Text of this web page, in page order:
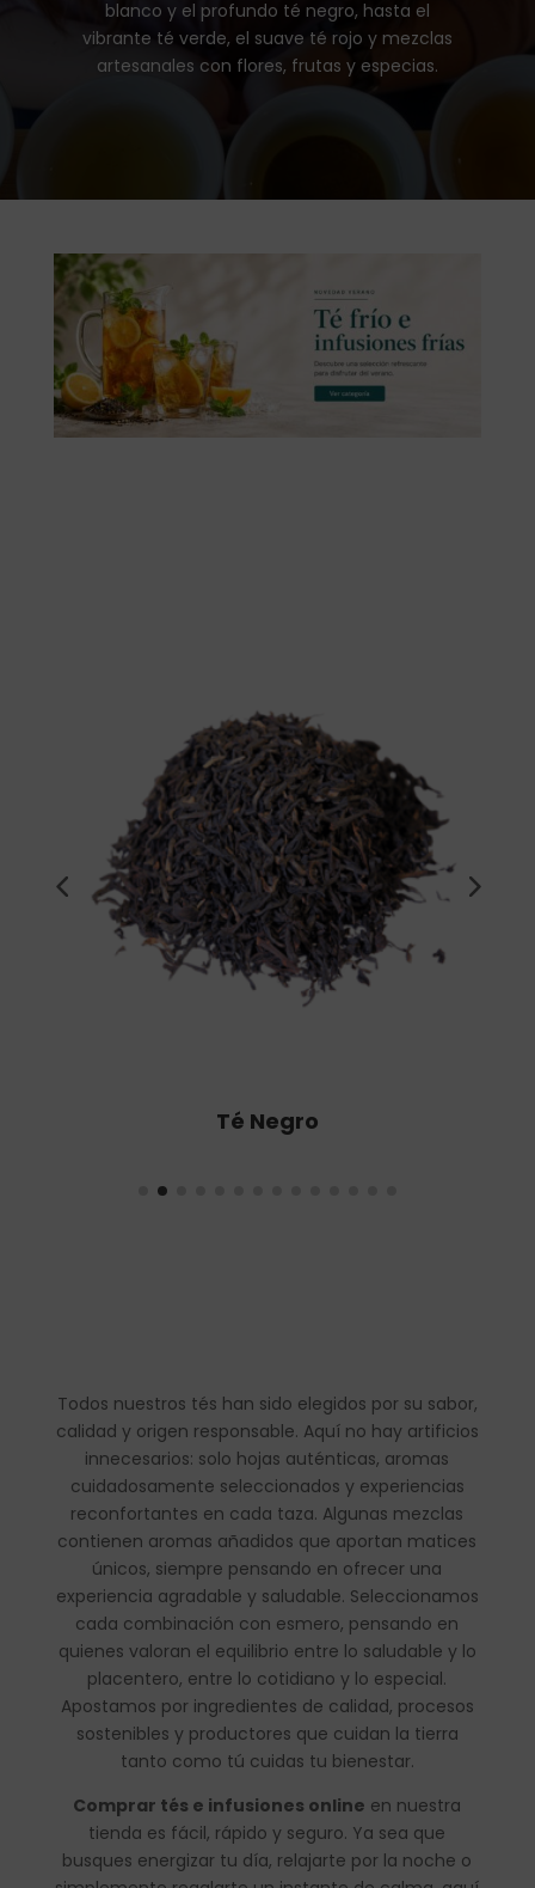
blanco y el profundo té negro, hasta el
vibrante té verde, el suave té rojo y mezclas
artesanales con flores, frutas y especias.
Té Oolong
Todos nuestros tés han sido elegidos por su sabor,
calidad y origen responsable. Aquí no hay artificios
innecesarios: solo hojas auténticas, aromas
cuidadosamente seleccionados y experiencias
reconfortantes en cada taza. Algunas mezclas
contienen aromas añadidos que aportan matices
únicos, siempre pensando en ofrecer una
experiencia agradable y saludable. Seleccionamos
cada combinación con esmero, pensando en
quienes valoran el equilibrio entre lo saludable y lo
placentero, entre lo cotidiano y lo especial.
Apostamos por ingredientes de calidad, procesos
sostenibles y productores que cuidan la tierra
tanto como tú cuidas tu bienestar.
Comprar tés e infusiones online en nuestra
tienda es fácil, rápido y seguro. Ya sea que
busques energizar tu día, relajarte por la noche o